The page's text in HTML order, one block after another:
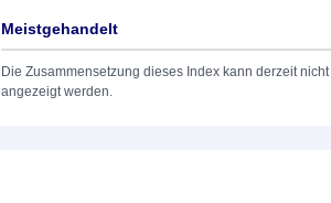
Meistgehandelt
Die Zusammensetzung dieses Index kann derzeit nicht
angezeigt werden.